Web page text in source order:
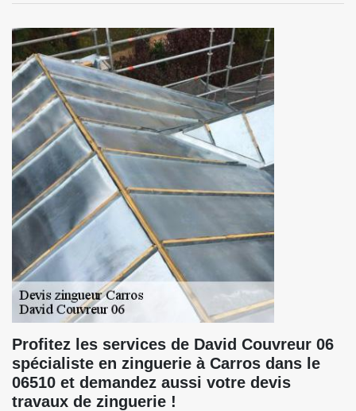
Profitez les services de David Couvreur 06
spécialiste en zinguerie à Carros dans le
06510 et demandez aussi votre devis
travaux de zinguerie !